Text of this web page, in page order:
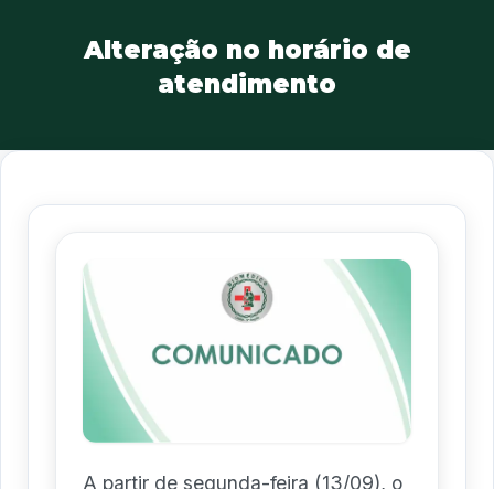
Alteração no horário de
atendimento
A partir de segunda-feira (13/09), o